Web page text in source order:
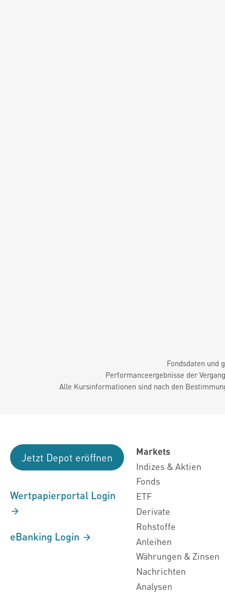
Fondsdaten und
Performanceergebnisse der
Alle Kursinformationen sind nach den
Jetzt Depot eröffnen
Wertpapierportal Login
eBanking Login
Markets
Indizes & Aktien
Fonds
ETF
Derivate
Rohstoffe
Anleihen
Währungen & Zinsen
Nachrichten
Analysen